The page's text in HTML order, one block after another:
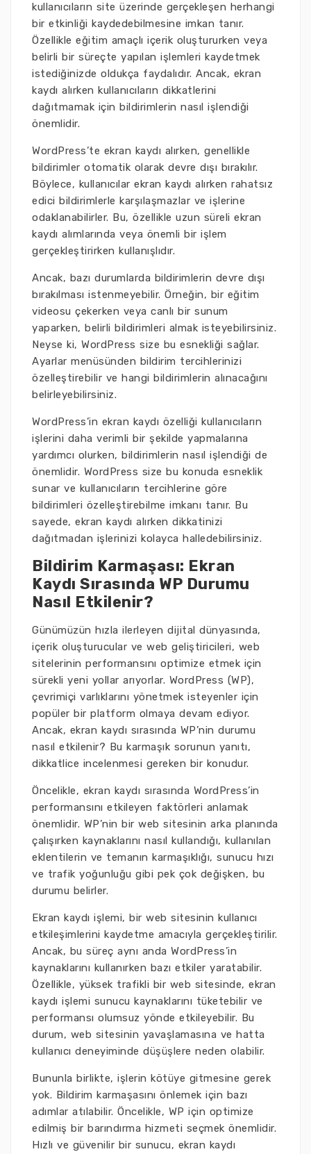
kullanıcıların site üzerinde gerçekleşen herhangi
bir etkinliği kaydedebilmesine imkan tanır.
Özellikle eğitim amaçlı içerik oluştururken veya
belirli bir süreçte yapılan işlemleri kaydetmek
istediğinizde oldukça faydalıdır. Ancak, ekran
kaydı alırken kullanıcıların dikkatlerini
dağıtmamak için bildirimlerin nasıl işlendiği
önemlidir.
WordPress’te ekran kaydı alırken, genellikle
bildirimler otomatik olarak devre dışı bırakılır.
Böylece, kullanıcılar ekran kaydı alırken rahatsız
edici bildirimlerle karşılaşmazlar ve işlerine
odaklanabilirler. Bu, özellikle uzun süreli ekran
kaydı alımlarında veya önemli bir işlem
gerçekleştirirken kullanışlıdır.
Ancak, bazı durumlarda bildirimlerin devre dışı
bırakılması istenmeyebilir. Örneğin, bir eğitim
videosu çekerken veya canlı bir sunum
yaparken, belirli bildirimleri almak isteyebilirsiniz.
Neyse ki, WordPress size bu esnekliği sağlar.
Ayarlar menüsünden bildirim tercihlerinizi
özelleştirebilir ve hangi bildirimlerin alınacağını
belirleyebilirsiniz.
WordPress’in ekran kaydı özelliği kullanıcıların
işlerini daha verimli bir şekilde yapmalarına
yardımcı olurken, bildirimlerin nasıl işlendiği de
önemlidir. WordPress size bu konuda esneklik
sunar ve kullanıcıların tercihlerine göre
bildirimleri özelleştirebilme imkanı tanır. Bu
sayede, ekran kaydı alırken dikkatinizi
dağıtmadan işlerinizi kolayca halledebilirsiniz.
Bildirim Karmaşası: Ekran
Kaydı Sırasında WP Durumu
Nasıl Etkilenir?
Günümüzün hızla ilerleyen dijital dünyasında,
içerik oluşturucular ve web geliştiricileri, web
sitelerinin performansını optimize etmek için
sürekli yeni yollar arıyorlar. WordPress (WP),
çevrimiçi varlıklarını yönetmek isteyenler için
popüler bir platform olmaya devam ediyor.
Ancak, ekran kaydı sırasında WP’nin durumu
nasıl etkilenir? Bu karmaşık sorunun yanıtı,
dikkatlice incelenmesi gereken bir konudur.
Öncelikle, ekran kaydı sırasında WordPress’in
performansını etkileyen faktörleri anlamak
önemlidir. WP’nin bir web sitesinin arka planında
çalışırken kaynaklarını nasıl kullandığı, kullanılan
eklentilerin ve temanın karmaşıklığı, sunucu hızı
ve trafik yoğunluğu gibi pek çok değişken, bu
durumu belirler.
Ekran kaydı işlemi, bir web sitesinin kullanıcı
etkileşimlerini kaydetme amacıyla gerçekleştirilir.
Ancak, bu süreç aynı anda WordPress’in
kaynaklarını kullanırken bazı etkiler yaratabilir.
Özellikle, yüksek trafikli bir web sitesinde, ekran
kaydı işlemi sunucu kaynaklarını tüketebilir ve
performansı olumsuz yönde etkileyebilir. Bu
durum, web sitesinin yavaşlamasına ve hatta
kullanıcı deneyiminde düşüşlere neden olabilir.
Bununla birlikte, işlerin kötüye gitmesine gerek
yok. Bildirim karmaşasını önlemek için bazı
adımlar atılabilir. Öncelikle, WP için optimize
edilmiş bir barındırma hizmeti seçmek önemlidir.
Hızlı ve güvenilir bir sunucu, ekran kaydı